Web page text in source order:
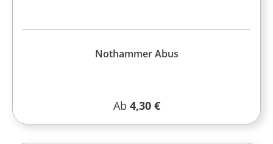
Nothammer Abus
Regulärer Preis:
Ab 4,30 €